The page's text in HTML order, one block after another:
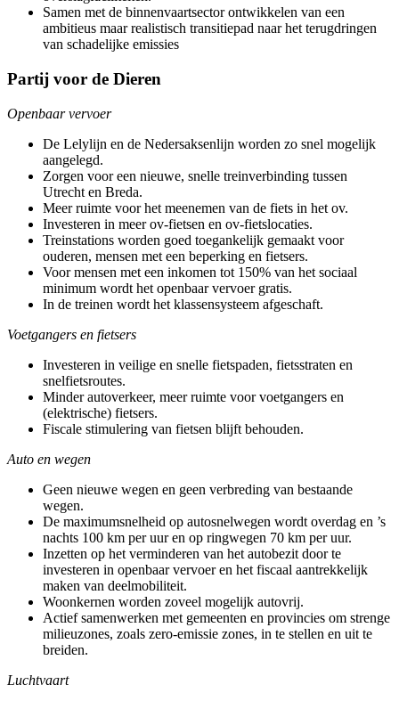
Samen met de binnenvaartsector ontwikkelen van een
ambitieus maar realistisch transitiepad naar het terugdringen
van schadelijke emissies
Partij voor de Dieren
Openbaar vervoer
De Lelylijn en de Nedersaksenlijn worden zo snel mogelijk
aangelegd.
Zorgen voor een nieuwe, snelle treinverbinding tussen
Utrecht en Breda.
Meer ruimte voor het meenemen van de fiets in het ov.
Investeren in meer ov-fietsen en ov-fietslocaties.
Treinstations worden goed toegankelijk gemaakt voor
ouderen, mensen met een beperking en fietsers.
Voor mensen met een inkomen tot 150% van het sociaal
minimum wordt het openbaar vervoer gratis.
In de treinen wordt het klassensysteem afgeschaft.
Voetgangers en fietsers
Investeren in veilige en snelle fietspaden, fietsstraten en
snelfietsroutes.
Minder autoverkeer, meer ruimte voor voetgangers en
(elektrische) fietsers.
Fiscale stimulering van fietsen blijft behouden.
Auto en wegen
Geen nieuwe wegen en geen verbreding van bestaande
wegen.
De maximumsnelheid op autosnelwegen wordt overdag en ’s
nachts 100 km per uur en op ringwegen 70 km per uur.
Inzetten op het verminderen van het autobezit door te
investeren in openbaar vervoer en het fiscaal aantrekkelijk
maken van deelmobiliteit.
Woonkernen worden zoveel mogelijk autovrij.
Actief samenwerken met gemeenten en provincies om strenge
milieuzones, zoals zero-emissie zones, in te stellen en uit te
breiden.
Luchtvaart